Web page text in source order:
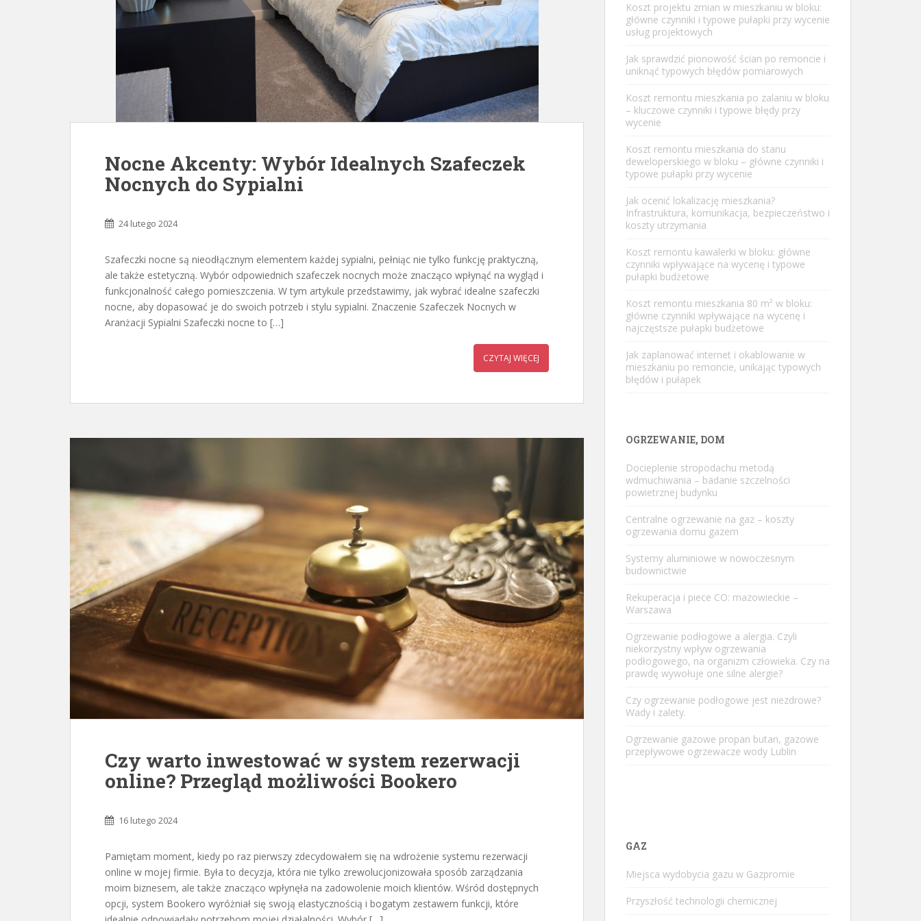
Nocne Akcenty: Wybór Idealnych Szafeczek
Nocnych do Sypialni
24 lutego 2024
Szafeczki nocne są nieodłącznym elementem każdej sypialni, pełniąc nie tylko funkcję praktyczną,
ale także estetyczną. Wybór odpowiednich szafeczek nocnych może znacząco wpłynąć na wygląd i
funkcjonalność całego pomieszczenia. W tym artykule przedstawimy, jak wybrać idealne szafeczki
nocne, aby dopasować je do swoich potrzeb i stylu sypialni. Znaczenie Szafeczek Nocnych w
Aranżacji Sypialni Szafeczki nocne to […]
CZYTAJ WIĘCEJ
Czy warto inwestować w system rezerwacji
online? Przegląd możliwości Bookero
16 lutego 2024
Pamiętam moment, kiedy po raz pierwszy zdecydowałem się na wdrożenie systemu rezerwacji
online w mojej firmie. Była to decyzja, która nie tylko zrewolucjonizowała sposób zarządzania
moim biznesem, ale także znacząco wpłynęła na zadowolenie moich klientów. Wśród dostępnych
opcji, system Bookero wyróżniał się swoją elastycznością i bogatym zestawem funkcji, które
Koszt projektu zmian w mieszkaniu w bloku:
główne czynniki i typowe pułapki przy wycenie
usług projektowych
Jak sprawdzić pionowość ścian po remoncie i
uniknąć typowych błędów pomiarowych
Koszt remontu mieszkania po zalaniu w bloku
– kluczowe czynniki i typowe błędy przy
wycenie
Koszt remontu mieszkania do stanu
deweloperskiego w bloku – główne czynniki i
typowe pułapki przy wycenie
Jak ocenić lokalizację mieszkania?
Infrastruktura, komunikacja, bezpieczeństwo i
koszty utrzymania
Koszt remontu kawalerki w bloku: główne
czynniki wpływające na wycenę i typowe
pułapki budżetowe
Koszt remontu mieszkania 80 m² w bloku:
główne czynniki wpływające na wycenę i
najczęstsze pułapki budżetowe
Jak zaplanować internet i okablowanie w
mieszkaniu po remoncie, unikając typowych
błędów i pułapek
OGRZEWANIE, DOM
Docieplenie stropodachu metodą
wdmuchiwania – badanie szczelności
powietrznej budynku
Centralne ogrzewanie na gaz – koszty
ogrzewania domu gazem
Systemy aluminiowe w nowoczesnym
budownictwie
Rekuperacja i piece CO: mazowieckie –
Warszawa
Ogrzewanie podłogowe a alergia. Czyli
niekorzystny wpływ ogrzewania
podłogowego, na organizm człowieka. Czy na
prawdę wywołuje one silne alergie?
Czy ogrzewanie podłogowe jest niezdrowe?
Wady i zalety.
Ogrzewanie gazowe propan butan, gazowe
przepływowe ogrzewacze wody Lublin
GAZ
Miejsca wydobycia gazu w Gazpromie
Przyszłość technologii chemicznej